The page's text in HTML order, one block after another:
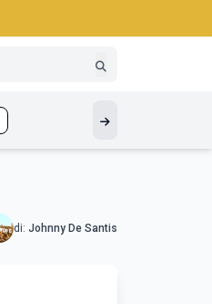
di: Johnny De Santis